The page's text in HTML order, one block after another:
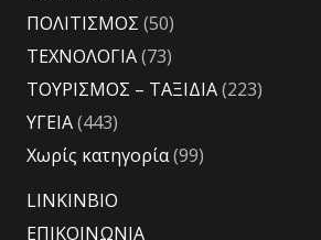
ΠΟΛΙΤΙΣΜΟΣ (50)
ΤΕΧΝΟΛΟΓΙΑ(73)
ΤΟΥΡΙΣΜΟΣ – ΤΑΞΙΔΙΑ(223)
ΥΓΕΙΑ(443)
Χωρίς κατηγορία(99)
LINKINBIO
ΕΠΙΚΟΙΝΩΝΙΑ